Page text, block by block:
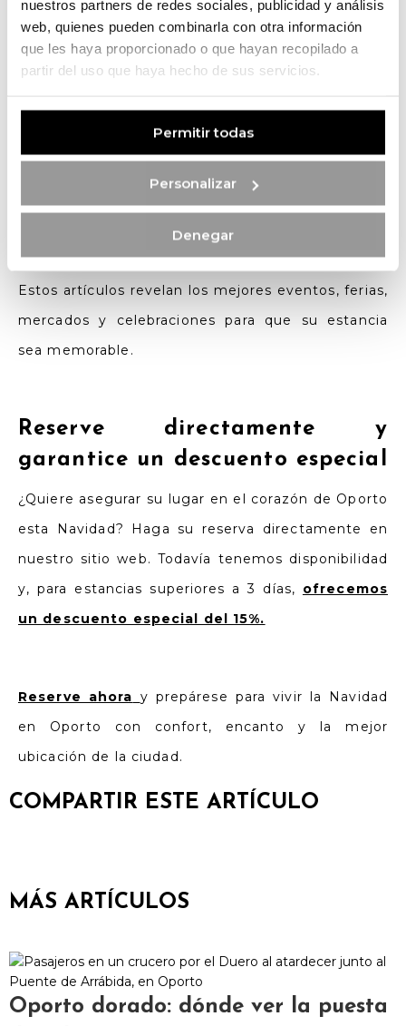
nuestros partners de redes sociales, publicidad y análisis
web, quienes pueden combinarla con otra información
que les haya proporcionado o que hayan recopilado a
partir del uso que haya hecho de sus servicios.
Permitir todas
Personalizar
Denegar
sobre las luces de Navidad y los eventos de
diciembre.
navideño.
Nochevieja en Oporto
celebración de fin de año en la ciudad.
Estos artículos revelan los mejores eventos, ferias,
mercados y celebraciones para que su estancia
sea memorable.
Reserve directamente y
garantice un descuento especial
¿Quiere asegurar su lugar en el corazón de Oporto
esta Navidad? Haga su reserva directamente en
nuestro sitio web. Todavía tenemos disponibilidad
y, para estancias superiores a 3 días, ofrecemos
un descuento especial del 15%.
Reserve ahora y prepárese para vivir la Navidad
en Oporto con confort, encanto y la mejor
ubicación de la ciudad.
COMPARTIR ESTE ARTÍCULO
MÁS ARTÍCULOS
Oporto dorado: dónde ver la puesta